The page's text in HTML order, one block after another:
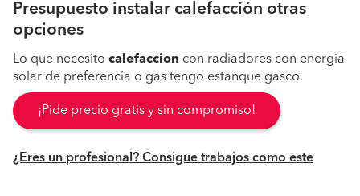
Presupuesto instalar calefacción otras
opciones
Lo que necesito calefaccion con radiadores con energia
solar de preferencia o gas tengo estanque gasco.
¡Pide precio gratis y sin compromiso!
¿Eres un profesional? Consigue trabajos como este